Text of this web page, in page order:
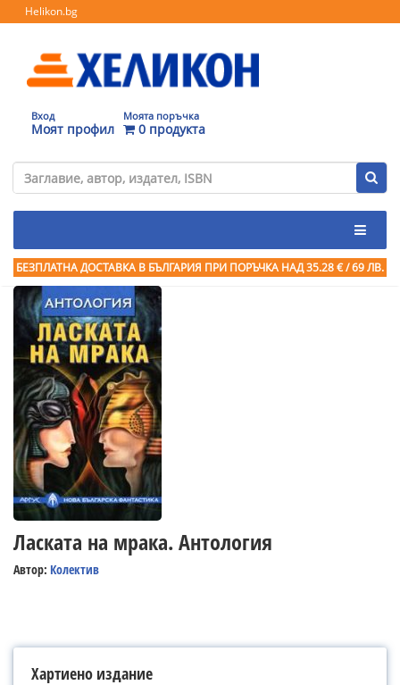
Helikon.bg
Вход
Моят профил
Моята поръчка
0 продукта
БЕЗПЛАТНА ДОСТАВКА В БЪЛГАРИЯ ПРИ ПОРЪЧКА НАД 35.28 € / 69 ЛВ.
Ласката на мрака. Антология
Автор: Колектив
Хартиено издание